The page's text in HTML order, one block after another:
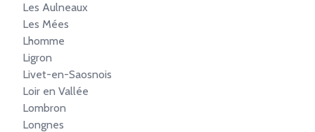
Les Aulneaux
Les Mées
Lhomme
Ligron
Livet-en-Saosnois
Loir en Vallée
Lombron
Longnes